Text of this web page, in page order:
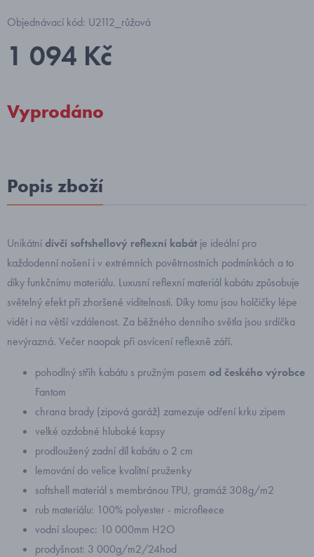
Objednávací kód: U2112_růžová
1 094 Kč
Vyprodáno
Popis zboží
Unikátnídívčí softshellový reflexní kabát je ideální pro
každodenní nošení i v extrémních povětrnostních podmínkách a to
díky funkčnímu materiálu. Luxusní reflexní materiál kabátu způsobuje
světelný efekt při zhoršené viditelnosti. Díky tomu jsou holčičky lépe
vidět i na větší vzdálenost. Za běžného denního světla jsou srdíčka
nevýrazná. Večer naopak při osvícení reflexně září.
pohodlný střih kabátu s pružným pasem od českého výrobce
Fantom
chrana brady (zipová garáž) zamezuje odření krku zipem
velké ozdobné hluboké kapsy
prodloužený zadní díl kabátu o 2 cm
lemování do velice kvalitní pruženky
softshell materiál s membránou TPU, gramáž 308g/m2
rub materiálu: 100% polyester - microfleece
vodní sloupec: 10 000mm H2O
prodyšnost: 3 000g/m2/24hod